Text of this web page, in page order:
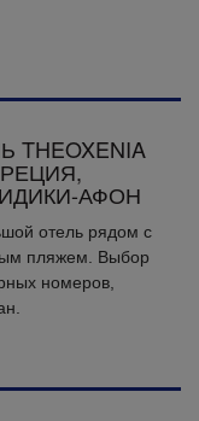
THEOXENIA
АФОН
отель рядом с
пляжем. Выбор
номеров,